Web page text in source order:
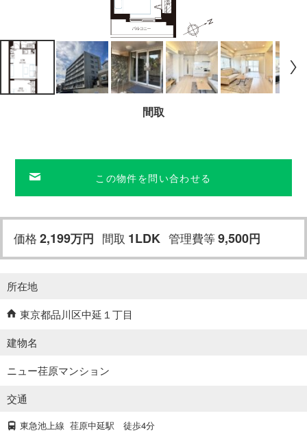
間取
この物件を問い合わせる
価格 2,199万円 間取 1LDK 管理費等9,500円
所在地
東京都品川区中延１丁目
建物名
ニュー荏原マンション
交通
東急池上線 荏原中延駅
徒歩4分